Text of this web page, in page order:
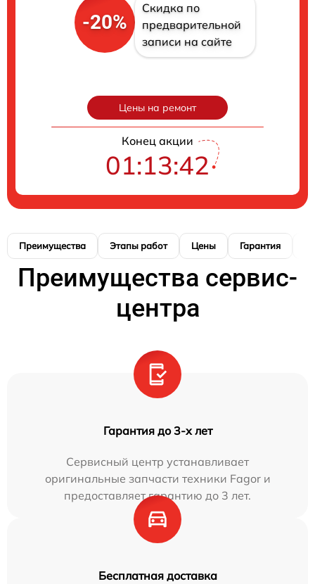
-20%
Скидка по
предварительной
записи на сайте
Цены на ремонт
Конец акции
01:13:41
Преимущества Этапы работ Цены Гарантия
Преимущества сервис-
центра
Гарантия до 3-х лет
Сервисный центр устанавливает
оригинальные запчасти техники Fagor и
предоставляет гарантию до 3 лет.
Бесплатная доставка